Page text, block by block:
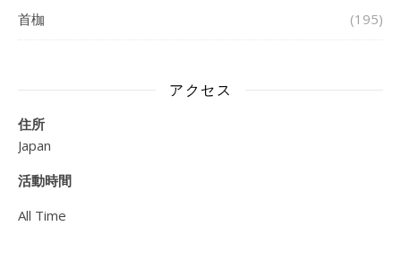
首枷 (195)
アクセス
住所
Japan
活動時間
All Time